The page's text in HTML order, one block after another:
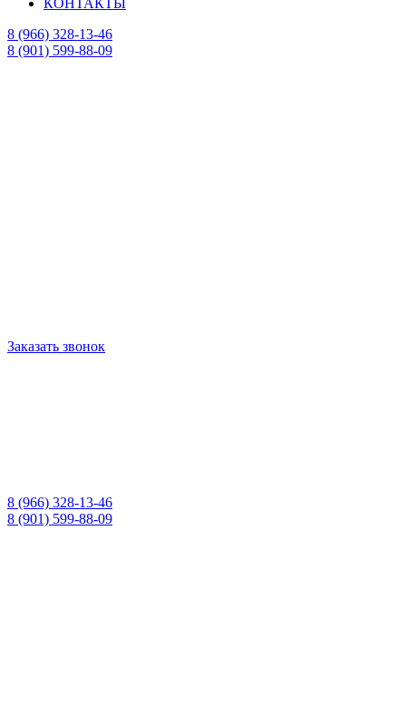
КОНТАКТЫ
8 (966) 328-13-46
8 (901) 599-88-09
Заказать звонок
8 (966) 328-13-46
8 (901) 599-88-09